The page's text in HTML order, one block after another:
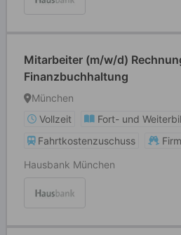
Mitarbeiter (m/w/d)
Finanzbuchhaltung
München
Vollzeit
Fort- und
Fahrtkostenzuschuss
Hausbank München